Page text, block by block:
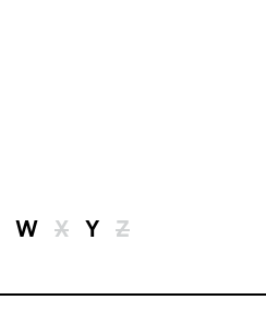
W X Y Z